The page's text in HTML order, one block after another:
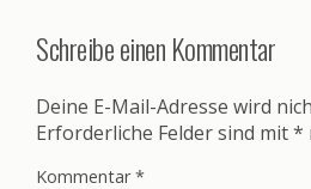
Schreibe einen Kommentar
Deine E-Mail-Adresse wird
Erforderliche Felder sind mit*
Kommentar*